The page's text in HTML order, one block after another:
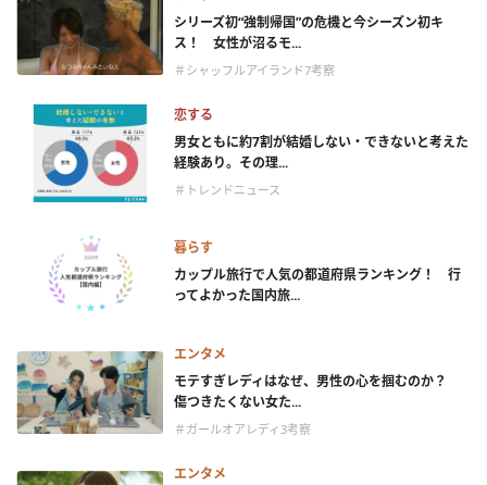
シリーズ初“強制帰国”の危機と今シーズン初キ
ス！ 女性が沼るモ...
＃シャッフルアイランド7考察
恋する
男女ともに約7割が結婚しない・できないと考えた
経験あり。その理...
＃トレンドニュース
暮らす
カップル旅行で人気の都道府県ランキング！ 行
ってよかった国内旅...
エンタメ
モテすぎレディはなぜ、男性の心を掴むのか？
傷つきたくない女た...
＃ガールオアレディ3考察
エンタメ